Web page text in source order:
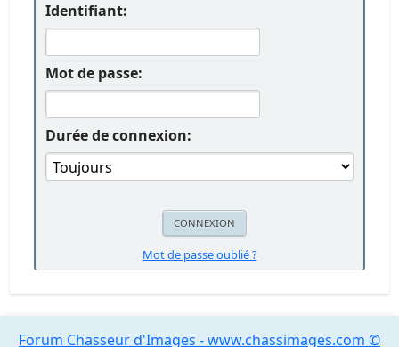
Identifiant:
Mot de passe:
Durée de connexion:
Mot de passe oublié ?
Forum Chasseur d'Images - www.chassimages.com ©